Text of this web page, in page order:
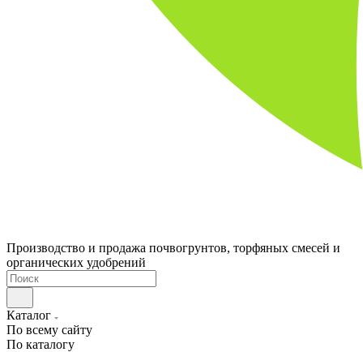
Производство и продажа почвогрунтов, торфяных смесей и
органических удобрений
Каталог
По всему сайту
По каталогу